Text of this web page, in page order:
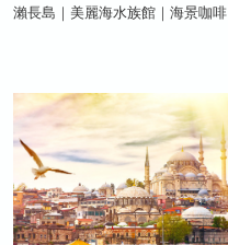
瀨長島｜美麗海水族館｜海景咖啡